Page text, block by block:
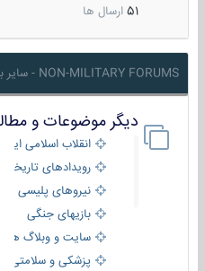
51 ارسال ها
NON-MILITARY FORUMS - سایر بخشها
دیگر موضوعات و
انقلاب اسلامی ایران
رویدادهای تاریخی
نیروهای پلیسی
بازیهای جنگی
سایت و وبلاگ ها
پزشکی و سلامتی